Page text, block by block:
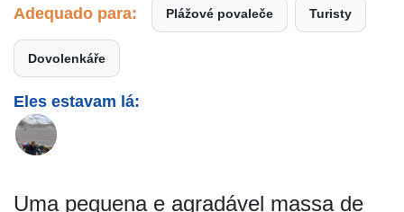
Adequado para: Plážové povaleče Turisty
Dovolenkáře
Eles estavam lá:
Uma pequena e agradável massa de